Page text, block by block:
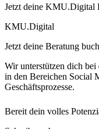
Jetzt deine KMU.Digital
KMU.Digital
Jetzt deine Beratung
Wir unterstützen dich
in den Bereichen Social
Geschäftsprozesse.
Bereit dein volles